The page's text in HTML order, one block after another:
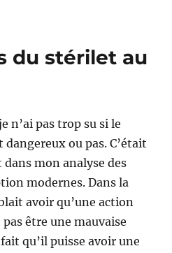
du stérilet au
n’ai pas trop su si le
ou pas. C’était
mon analyse des
modernes. Dans la
avoir qu’une action
être une mauvaise
qu’il puisse avoir une